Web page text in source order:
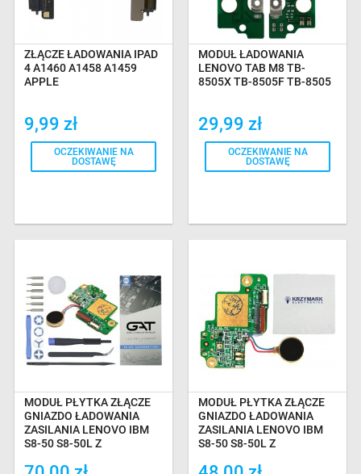
ZŁĄCZE ŁADOWANIA IPAD
4 A1460 A1458 A1459
APPLE
9,99 zł
OCZEKIWANIE NA
DOSTAWĘ
MODUŁ ŁADOWANIA
LENOVO TAB M8 TB-
8505X TB-8505F TB-8505
29,99 zł
OCZEKIWANIE NA
DOSTAWĘ
MODUŁ PŁYTKA ZŁĄCZE
GNIAZDO ŁADOWANIA
ZASILANIA LENOVO IBM
S8-50 S8-50L Z
MODUŁ PŁYTKA ZŁĄCZE
GNIAZDO ŁADOWANIA
ZASILANIA LENOVO IBM
S8-50 S8-50L Z
ŚCIERECZKĄ